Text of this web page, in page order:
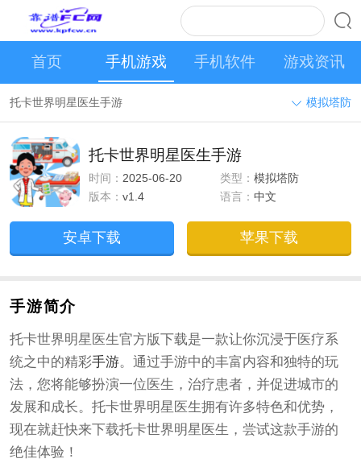
首页 手机游戏 手机软件 游戏资讯
托卡世界明星医生手游 模拟塔防
托卡世界明星医生手游
时间： 2025-06-20 类型：模拟塔防
版本：v1.4 语言：中文
安卓下载 苹果下载
手游简介
托卡世界明星医生官方版下载是一款让你沉浸于医疗系
统之中的精彩手游。通过手游中的丰富内容和独特的玩
法，您将能够扮演一位医生，治疗患者，并促进城市的
发展和成长。托卡世界明星医生拥有许多特色和优势，
现在就赶快来下载托卡世界明星医生，尝试这款手游的
绝佳体验！